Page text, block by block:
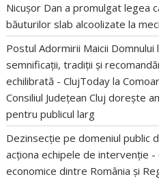
Nicușor Dan a promulgat legea
băuturilor slab alcoolizate la
Postul Adormirii Maicii
semnificații, tradiții și
echilibrată - ClujToday la
Consiliul Județean Cluj dorește
pentru publicul larg
Dezinsecție pe domeniul public
acționa echipele de intervenție -
economice dintre România și